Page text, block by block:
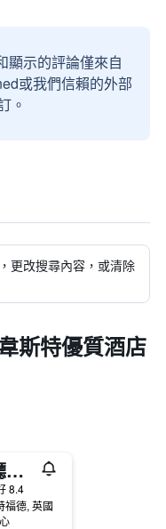
顯示的評論僅來自
或我們信賴的外部
。
更改搜尋內容，或清除
斯特優質酒店
古貝爾餐廳酒店 - 雷特福
8.4
福德, 英國